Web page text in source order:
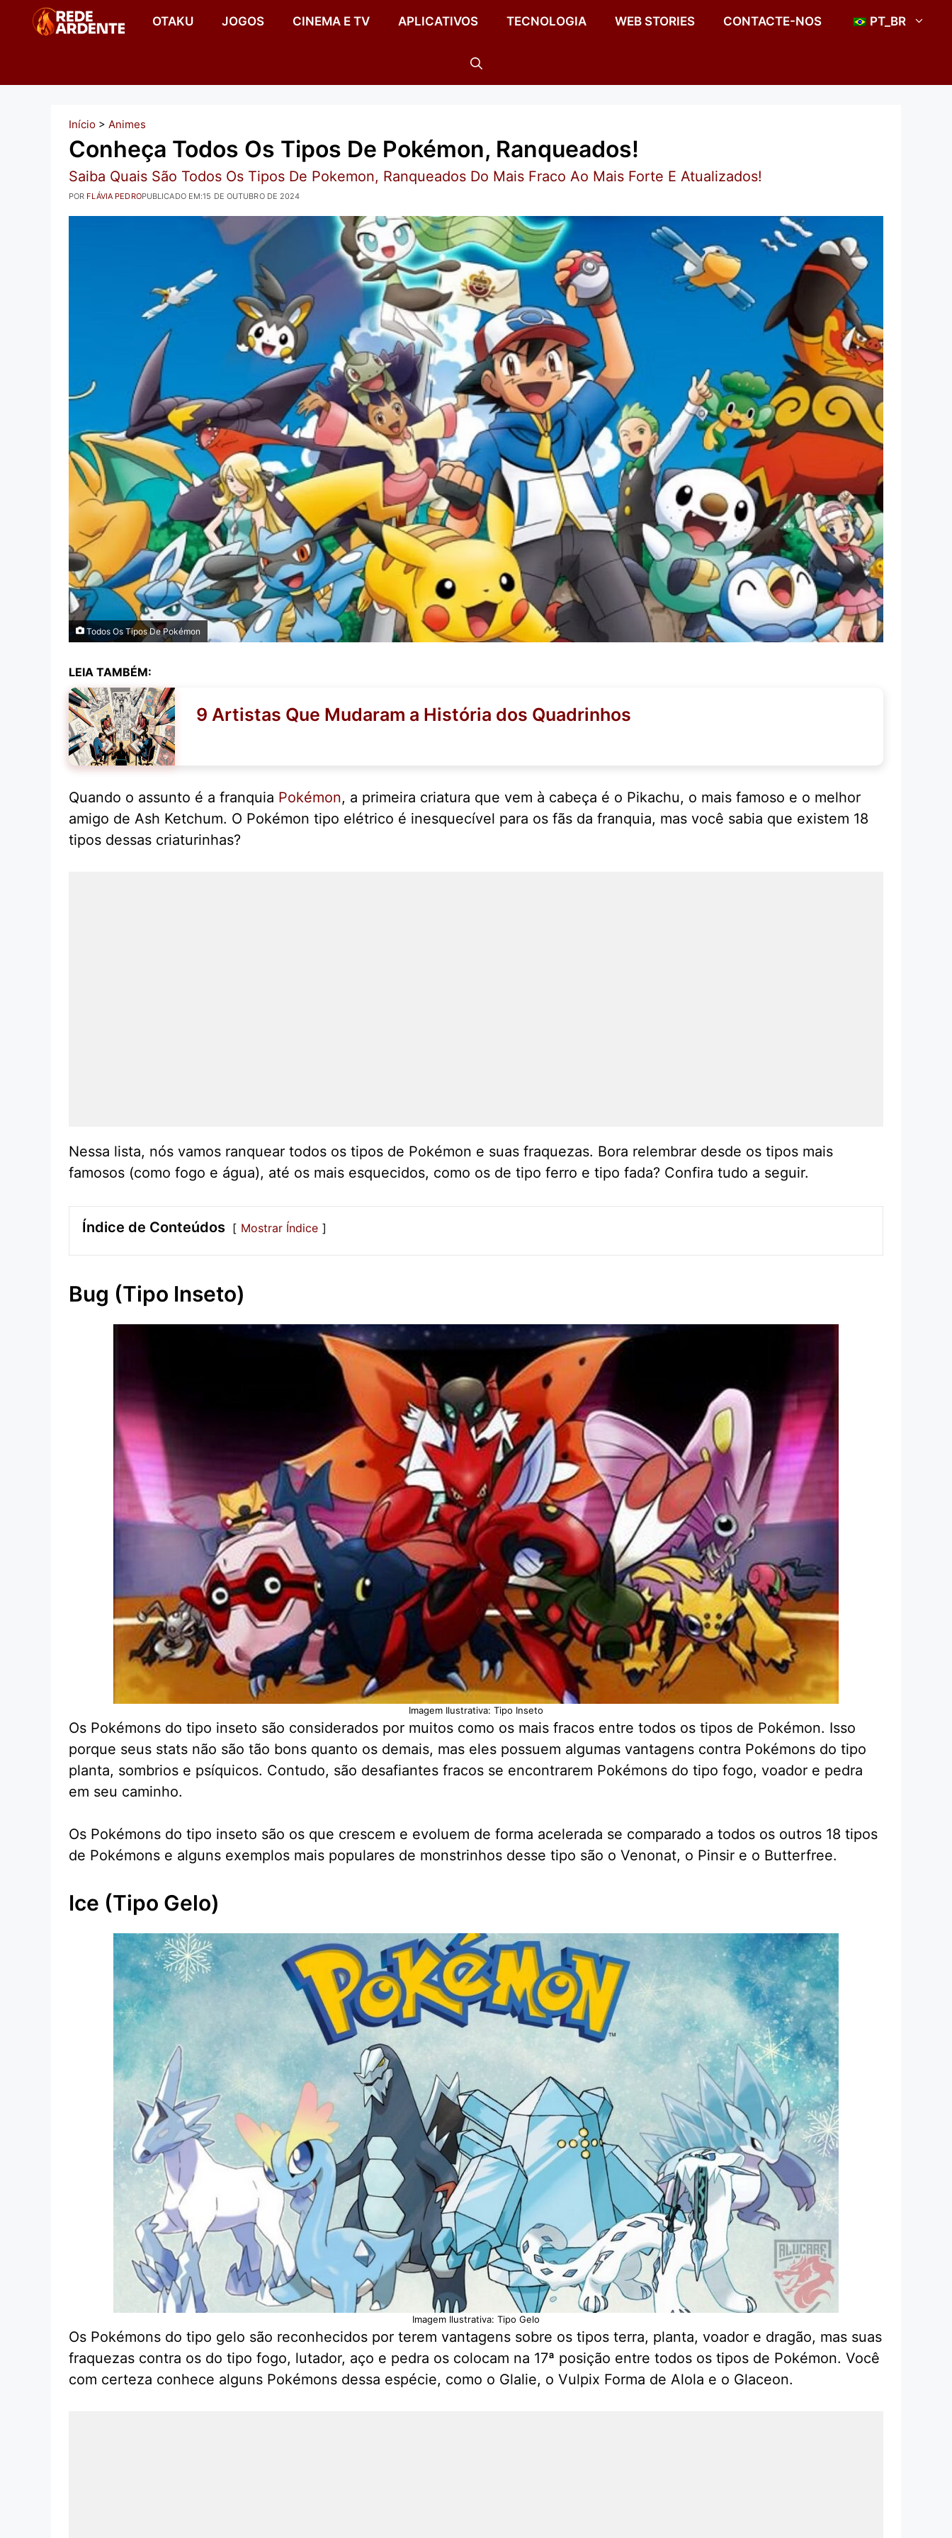
OTAKU JOGOS CINEMA E TV APLICATIVOS TECNOLOGIA WEB STORIES CONTACTE-NOS PT_BR
Início > Animes
Conheça Todos Os Tipos De Pokémon, Ranqueados!
Saiba Quais São Todos Os Tipos De Pokemon, Ranqueados Do Mais Fraco Ao Mais Forte E Atualizados!
PUBLICADO EM:15 DE OUTUBRO DE 2024
POR FLÁVIA PEDRO
Todos Os Tipos De Pokémon
LEIA TAMBÉM:
9 Artistas Que Mudaram a História dos Quadrinhos
Quando o assunto é a franquia Pokémon, a primeira criatura que vem à cabeça é o Pikachu, o mais famoso e o melhor
amigo de Ash Ketchum. O Pokémon tipo elétrico é inesquecível para os fãs da franquia, mas você sabia que existem 18
tipos dessas criaturinhas?
Nessa lista, nós vamos ranquear todos os tipos de Pokémon e suas fraquezas. Bora relembrar desde os tipos mais
famosos (como fogo e água), até os mais esquecidos, como os de tipo ferro e tipo fada? Confira tudo a seguir.
Índice de Conteúdos Mostrar Índice
Bug (tipo Inseto)
Imagem Ilustrativa: Tipo Inseto
Os Pokémons do tipo inseto são considerados por muitos como os mais fracos entre todos os tipos de Pokémon. Isso
porque seus stats não são tão bons quanto os demais, mas eles possuem algumas vantagens contra Pokémons do tipo
planta, sombrios e psíquicos. Contudo, são desafiantes fracos se encontrarem Pokémons do tipo fogo, voador e pedra
em seu caminho.
Os Pokémons do tipo inseto são os que crescem e evoluem de forma acelerada se comparado a todos os outros 18 tipos
de Pokémons e alguns exemplos mais populares de monstrinhos desse tipo são o Venonat, o Pinsir e o Butterfree.
Ice (tipo Gelo)
Imagem Ilustrativa: Tipo Gelo
Os Pokémons do tipo gelo são reconhecidos por terem vantagens sobre os tipos terra, planta, voador e dragão, mas suas
fraquezas contra os do tipo fogo, lutador, aço e pedra os colocam na 17ª posição entre todos os tipos de Pokémon. Você
com certeza conhece alguns Pokémons dessa espécie, como o Glalie, o Vulpix Forma de Alola e o Glaceon.